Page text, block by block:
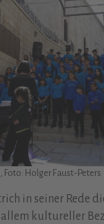
Foto: Holger Faust-Peters
in seiner Rede
allem kultureller